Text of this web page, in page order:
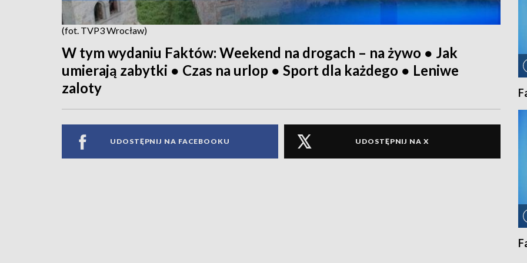
(fot. TVP3 Wrocław)
W tym wydaniu Faktów: Weekend na drogach – na żywo ● Jak
umierają zabytki ● Czas na urlop ● Sport dla każdego ● Leniwe
zaloty
UDOSTĘPNIJ NA FACEBOOKU UDOSTĘPNIJ NA X